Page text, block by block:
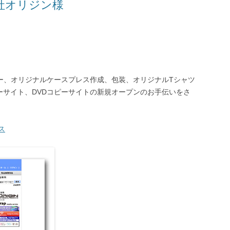
オリジン様
オリジナルケースプレス作成、包装、オリジナルTシャツ
イト、DVDコピーサイトの新規オープンのお手伝いをさ